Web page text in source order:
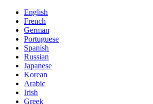
English
French
German
Portuguese
Spanish
Russian
Japanese
Korean
Arabic
Irish
Greek